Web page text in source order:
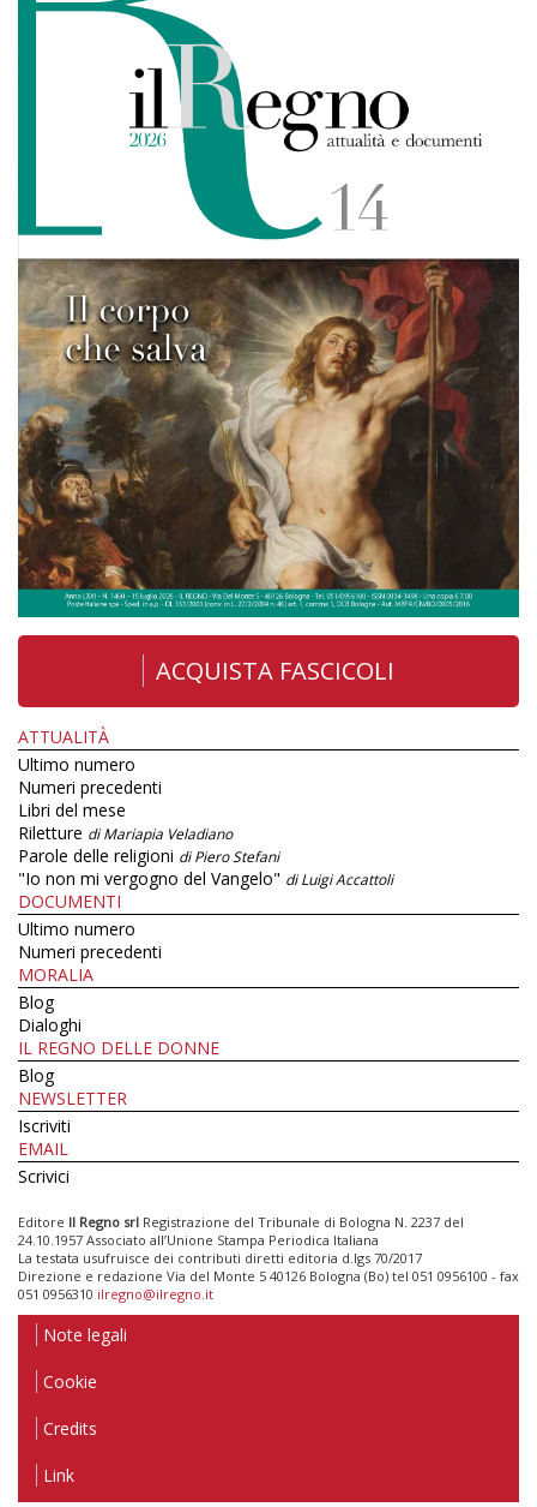
ACQUISTA FASCICOLI
ATTUALITÀ
Ultimo numero
Numeri precedenti
Libri del mese
Riletture di Mariapia Veladiano
Parole delle religioni di Piero Stefani
"Io non mi vergogno del Vangelo" di Luigi Accattoli
DOCUMENTI
Ultimo numero
Numeri precedenti
MORALIA
Blog
Dialoghi
IL REGNO DELLE DONNE
Blog
NEWSLETTER
Iscriviti
EMAIL
Scrivici
Editore Il Regno srl Registrazione del Tribunale di Bologna N. 2237 del
24.10.1957 Associato all’Unione Stampa Periodica Italiana
La testata usufruisce dei contributi diretti editoria d.lgs 70/2017
Direzione e redazione Via del Monte 5 40126 Bologna (Bo) tel 051 0956100 - fax
051 0956310 ilregno@ilregno.it
Note legali
Cookie
Credits
Link